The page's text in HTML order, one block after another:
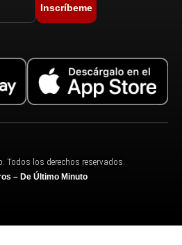
Inscríbeme
Todos los derechos reservados.
– De Último Minuto